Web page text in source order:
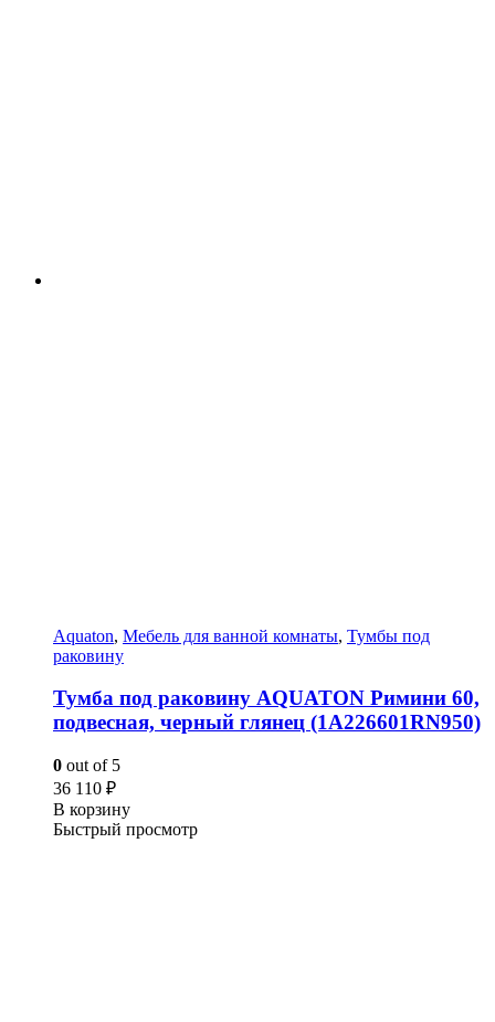
Aquaton, Мебель для ванной комнаты, Тумбы под
раковину
Тумба под раковину AQUATON Римини 60,
подвесная, черный глянец (1A226601RN950)
0 out of 5
36 110 ₽
В корзину
Быстрый просмотр